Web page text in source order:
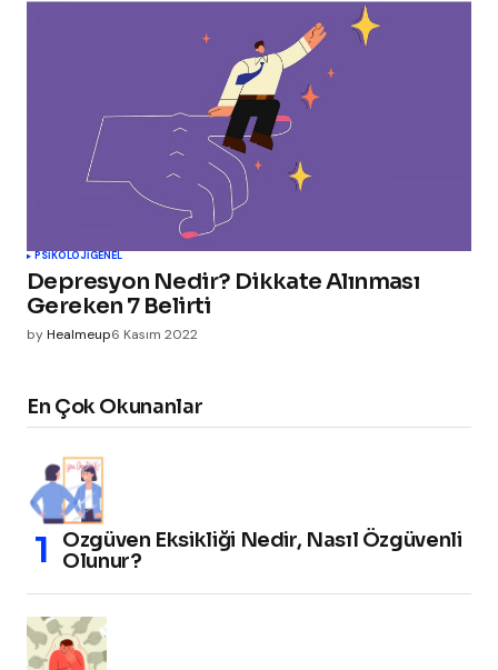
PSIKOLOJIGENEL
Depresyon Nedir? Dikkate Alınması
Gereken 7 Belirti
byHealmeup6 Kasım 2022
En Çok Okunanlar
Özgüven Eksikliği Nedir, Nasıl Özgüvenli
Olunur?